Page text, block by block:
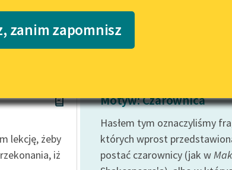
klasyka
dla
i
dla
z
Katalog
Katalog w formacie PDF
zanim zapomnisz
lekcję, żeby
iż
Motyw: Czarownica
Hasłem tym oznaczyliśmy
których wprost
postać czarownicy (jak w